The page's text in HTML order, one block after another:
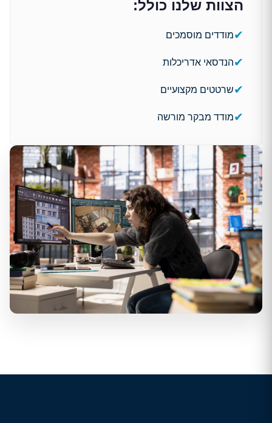
הצוות שלנו כולל:
✔מודדים מוסמכים
✔הנדסאי אדריכלות
✔שרטטים מקצועיים
✔מודד מבקר מורשה